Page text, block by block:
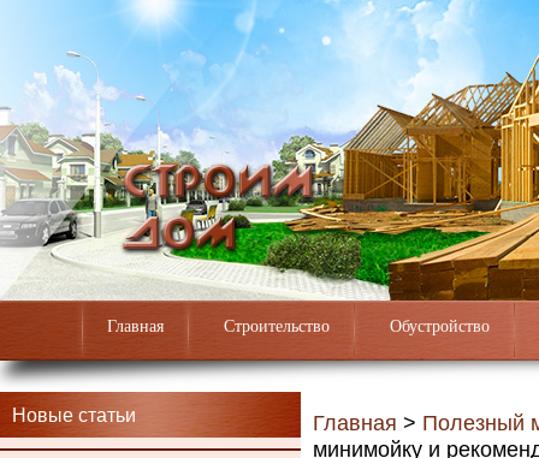
Главная Строительство Обустройство
Новые статьи Главная > Полезный
минимойку и